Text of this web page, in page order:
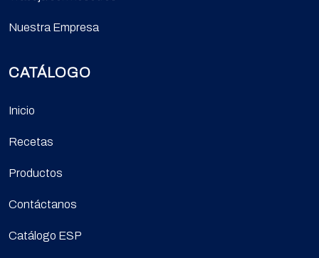
Nuestra Empresa
CATÁLOGO
Inicio
Recetas
Productos
Contáctanos
Catálogo ESP